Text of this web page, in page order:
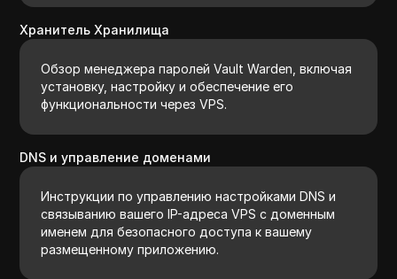
Хранитель Хранилища
Обзор менеджера паролей Vault Warden, включая
установку, настройку и обеспечение его
функциональности через VPS.
DNS и управление доменами
Инструкции по управлению настройками DNS и
связыванию вашего IP-адреса VPS с доменным
именем для безопасного доступа к вашему
размещенному приложению.